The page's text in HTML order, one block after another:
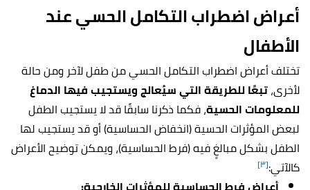
أعراض اضطراب التكامل الحسي عند
الأطفال
تختلف أعراض اضطراب التكامل الحسي من طفل لآخر ومن حالة
لأخرى،تبعًا للطريقة التي سيُعالج ويستجيب فيها الدماغ
للمعلومات الحسية، فكما ذكرنا سابقًا قد لا يستجيب الطفل
لبعض المؤثرات الحسية (انخفاض الحساسية) أو قد يستجيب لها
الطفل بشكل مبالغٍ فيه (فرط الحساسية)، ويمكن توضيح الأعراض
كالآتي:[٣]